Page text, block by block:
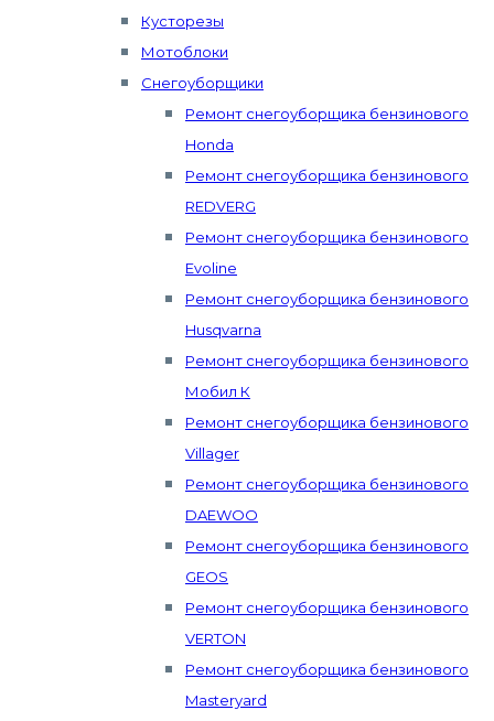
Кусторезы
Мотоблоки
Снегоуборщики
Ремонт снегоуборщика бензинового
Honda
Ремонт снегоуборщика бензинового
REDVERG
Ремонт снегоуборщика бензинового
Evoline
Ремонт снегоуборщика бензинового
Husqvarna
Ремонт снегоуборщика бензинового
Мобил К
Ремонт снегоуборщика бензинового
Villager
Ремонт снегоуборщика бензинового
DAEWOO
Ремонт снегоуборщика бензинового
GEOS
Ремонт снегоуборщика бензинового
VERTON
Ремонт снегоуборщика бензинового
Masteryard